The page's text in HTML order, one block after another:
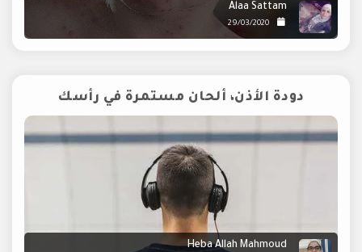
Alaa Sattam
29/03/2020
دودة الأذن، ألحان مستمرة في رأسك
Heba Allah Mahmoud